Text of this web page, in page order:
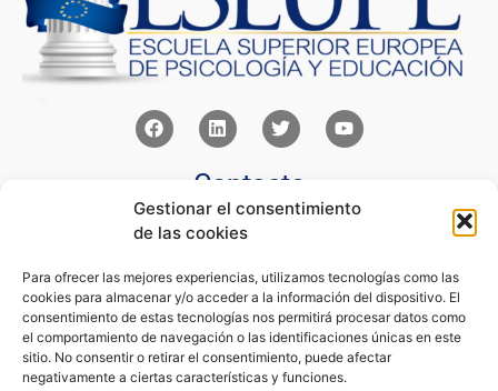
Gestionar el consentimiento
de las cookies
Para ofrecer las mejores experiencias, utilizamos tecnologías como las
cookies para almacenar y/o acceder a la información del dispositivo. El
consentimiento de estas tecnologías nos permitirá procesar datos como
el comportamiento de navegación o las identificaciones únicas en este
sitio. No consentir o retirar el consentimiento, puede afectar
negativamente a ciertas características y funciones.
Contacto
Av Juan XXIII 15b Pozuelo de Alarcón – Madrid
+34 91 352 77 28
Links
Norlan Digital Marketing Para Psicólogos
Psicólogos Pozuelo